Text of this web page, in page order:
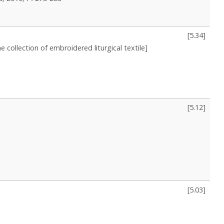
[5.34]
collection of embroidered liturgical textile]
[5.12]
[5.03]